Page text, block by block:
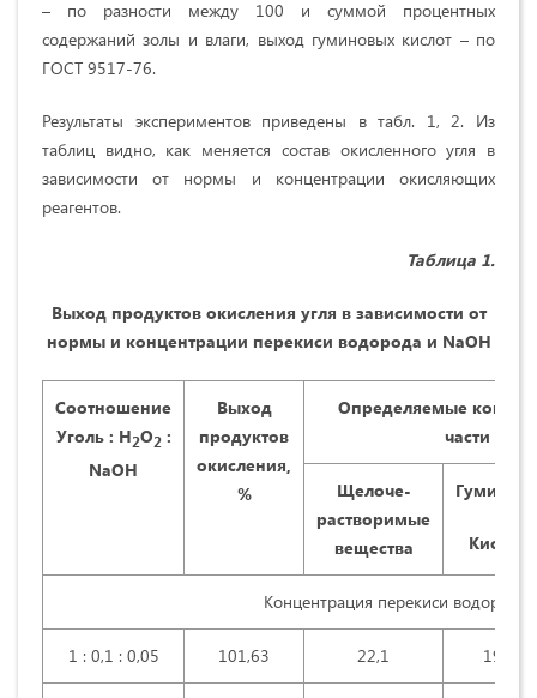
– по разности между 100 и суммой процентных
содержаний золы и влаги, выход гуминовых кислот – по
ГОСТ 9517-76.
Результаты экспериментов приведены в табл. 1, 2. Из
таблиц видно, как меняется состав окисленного угля в
зависимости от нормы и концентрации окисляющих
реагентов.
Таблица 1.
Выход продуктов окисления угля в зависимости от
нормы и концентрации перекиси водорода и NaOH
Соотношение
Уголь : Н2О2:
NaOH
Выход
продуктов
окисления,
%
Определяемые
части
Щелоче-
растворимые
вещества
Концентрация перекиси водорода
1 : 0,1 : 0,05 101,63 22,1 19,89